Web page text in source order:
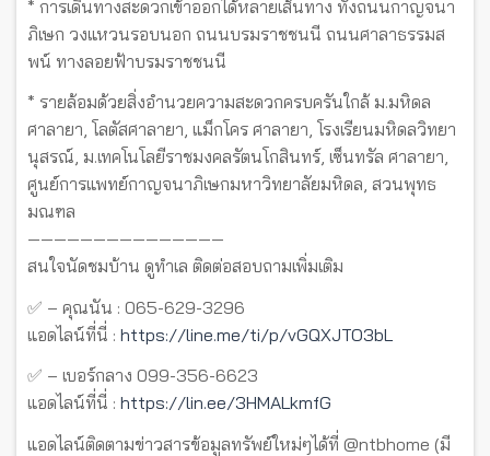
* การเดินทางสะดวกเข้าออกได้หลายเส้นทาง ทั้งถนนกาญจนา
ภิเษก วงแหวนรอบนอก ถนนบรมราชชนนี ถนนศาลาธรรมส
พน์ ทางลอยฟ้าบรมราชชนนี
* รายล้อมด้วยสิ่งอำนวยความสะดวกครบครันใกล้ ม.มหิดล
ศาลายา, โลตัสศาลายา, แม็กโคร ศาลายา, โรงเรียนมหิดลวิทยา
นุสรณ์, ม.เทคโนโลยีราชมงคลรัตนโกสินทร์, เซ็นทรัล ศาลายา,
ศูนย์การแพทย์กาญจนาภิเษกมหาวิทยาลัยมหิดล, สวนพุทธ
มณฑล
———————————————
สนใจนัดชมบ้าน ดูทำเล ติดต่อสอบถามเพิ่มเติม
✅ – คุณนัน : 065-629-3296
แอดไลน์ที่นี่ : https://line.me/ti/p/vGQXJTO3bL
✅ – เบอร์กลาง 099-356-6623
แอดไลน์ที่นี่ : https://lin.ee/3HMALkmfG
แอดไลน์ติดตามข่าวสารข้อมูลทรัพย์ใหม่ๆได้ที่ @ntbhome (มี